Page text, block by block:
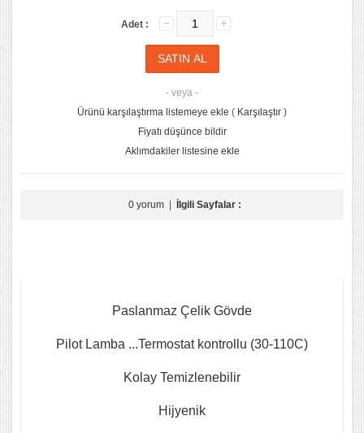
Adet :
- veya -
Ürünü karşılaştırma listemeye ekle ( Karşılaştır )
Fiyatı düşünce bildir
Aklımdakiler listesine ekle
0 yorum| İlgili Sayfalar :
Paslanmaz Çelik Gövde
Pilot Lamba ...Termostat kontrollu (30-110C)
Kolay Temizlenebilir
Hijyenik